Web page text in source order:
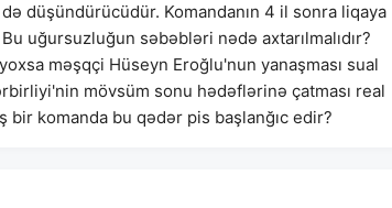
düşündürücüdür. Komandanın 4 il sonra liqaya
uğursuzluğun səbəbləri nədə axtarılmalıdır?
məşqçi Hüseyn Eroğlu'nun yanaşması sual
mövsüm sonu hədəflərinə çatması real
komanda bu qədər pis başlanğıc edir?